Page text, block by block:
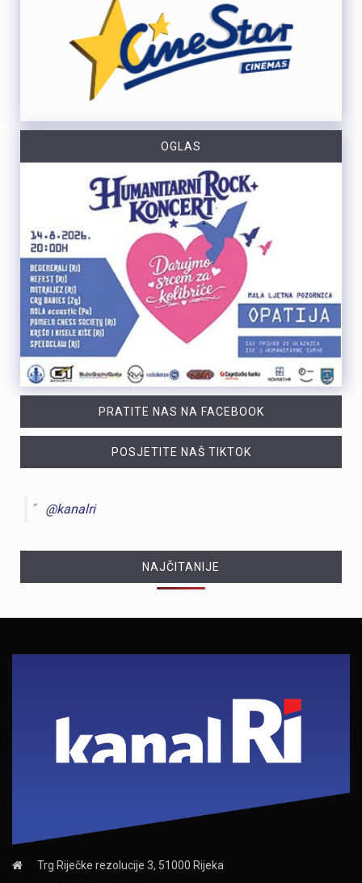
OGLAS
PRATITE NAS NA FACEBOOK
POSJETITE NAŠ TIKTOK
@kanalri
NAJČITANIJE
Trg Riječke rezolucije 3, 51000 Rijeka